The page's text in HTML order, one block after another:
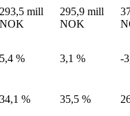
293,5 mill
NOK
295,9 mill
NOK
5,4 % 3,1 % -
34,1 % 35,5 %